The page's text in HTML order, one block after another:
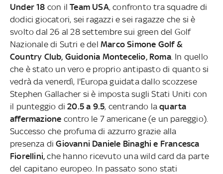
Under 18 con ilTeam USA, confronto tra squadre di
dodici giocatori, sei ragazzi e sei ragazze che si è
svolto dal 26 al 28 settembre sui green del Golf
Nazionale di Sutri e del Marco Simone Golf &
Country Club, Guidonia Montecelio, Roma. In quello
che è stato un vero e proprio antipasto di quanto si
vedrà da venerdì, l'Europa guidata dallo scozzese
Stephen Gallacher si è imposta sugli Stati Uniti con
il punteggio di20.5 a 9.5, centrando la quarta
affermazione contro le 7 americane (e un pareggio).
Successo che profuma di azzurro grazie alla
presenza diGiovanni Daniele Binaghi e Francesca
Fiorellini, che hanno ricevuto una wild card da parte
del capitano europeo. In passato sono stati